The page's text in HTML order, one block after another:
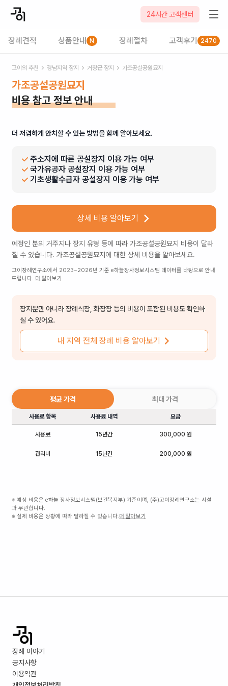
24시간 고객센터
장례견적 상품안내 N 장례절차 고객후기 2470
고이의 추천 경남지역 장지 거창군 장지 가조공설공원묘지
가조공설공원묘지
비용 참고 정보 안내
더 저렴하게 안치할 수 있는 방법을 함께 알아보세요.
주소지에 따른 공설장지 이용 가능 여부
국가유공자 공설장지 이용 가능 여부
기초생활수급자 공설장지 이용 가능 여부
상세 비용 알아보기
예정인 분의 거주지나 장지 유형 등에 따라 가조공설공원묘지 비용이 달라
질 수 있습니다. 가조공설공원묘지 에 대한 상세 비용을 알아보세요.
고이장례연구소에서 2023~2026년 기준 e하늘장사정보시스템 데이터를 바탕으로 안내
드립니다. 더 알아보기
장지뿐만 아니라 장례식장, 화장장 등의 비용이 포함된 비용도 확인하
실 수 있어요.
내 지역 전체 장례 비용 알아보기
평균 가격 최대 가격
사용료 항목 사용료 내역 요금
사용료 15년간 300,000 원
관리비 15년간 200,000 원
※ 예상 비용은 e하늘 장사정보시스템(보건복지부) 기준이며, (주)고이장례연구소는 시설
과 무관합니다.
※ 실제 비용은 상황에 따라 달라질 수 있습니다.더 알아보기
장례 이야기
공지사항
이용약관